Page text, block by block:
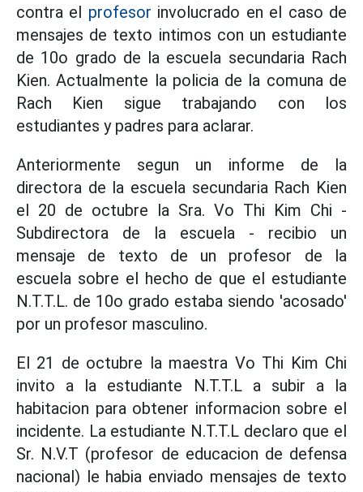
contra el profesor involucrado en el caso de
mensajes de texto intimos con un estudiante
de 10o grado de la escuela secundaria Rach
Kien. Actualmente la policia de la comuna de
Rach Kien sigue trabajando con los
estudiantes y padres para aclarar.
Anteriormente segun un informe de la
directora de la escuela secundaria Rach Kien
el 20 de octubre la Sra. Vo Thi Kim Chi -
Subdirectora de la escuela - recibio un
mensaje de texto de un profesor de la
escuela sobre el hecho de que el estudiante
N.T.T.L. de 10o grado estaba siendo 'acosado'
por un profesor masculino.
El 21 de octubre la maestra Vo Thi Kim Chi
invito a la estudiante N.T.T.L a subir a la
habitacion para obtener informacion sobre el
incidente. La estudiante N.T.T.L declaro que el
Sr. N.V.T (profesor de educacion de defensa
nacional) le habia enviado mensajes de texto